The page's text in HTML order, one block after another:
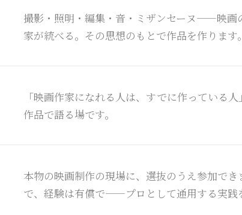
撮影・照明・編集・音・ミザンセーヌ——映画
家が統べる。その思想のもとで作品を作ります
「映画作家になれる人は、すでに作っている
作品で語る場です。
本物の映画制作の現場に、選抜のうえ参加でき
で、経験は有償で——プロとして通用する実践